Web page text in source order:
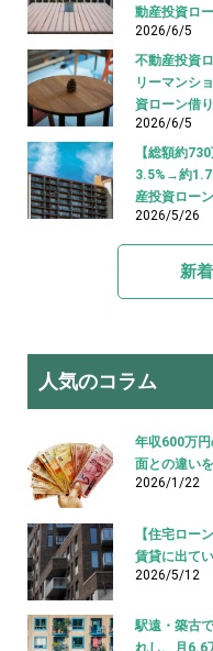
動産投資ロ
2026/6/5
不動産投資
リーマンシ
資ローン借
2026/6/5
【総額約
3.5%→約
産投資ロー
2026/5/26
新
人気のコラム
年収600万
面との違い
2026/1/22
【住宅ロー
賃貸に出て
2026/5/12
駅遠・築古